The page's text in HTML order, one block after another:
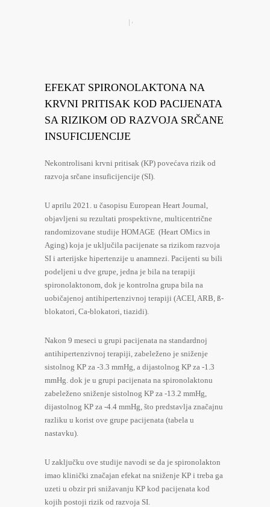
EFEKAT SPIRONOLAKTONA NA
KRVNI PRITISAK KOD PACIJENATA
SA RIZIKOM OD RAZVOJA SRČANE
INSUFICIJENCIJE
Nekontrolisani krvni pritisak (KP) povećava rizik od
razvoja srčane insuficijencije (SI).
U aprilu 2021. u časopisu European Heart Journal,
objavljeni su rezultati prospektivne, multicentrične
randomizovane studije HOMAGE (Heart OMics in
Aging) koja je uključila pacijenate sa rizikom razvoja
SI i arterijske hipertenzije u anamnezi. Pacijenti su bili
podeljeni u dve grupe, jedna je bila na terapiji
spironolaktonom, dok je kontrolna grupa bila na
uobičajenoj antihipertenzivnoj terapiji (ACEI, ARB, ß-
blokatori, Ca-blokatori, tiazidi).
Nakon 9 meseci u grupi pacijenata na standardnoj
antihipertenzivnoj terapiji, zabeleženo je sniženje
sistolnog KP za -3.3 mmHg, a dijastolnog KP za -1.3
mmHg. dok je u grupi pacijenata na spironolaktonu
zabeleženo sniženje sistolnog KP za -13.2 mmHg,
dijastolnog KP za -4.4 mmHg, što predstavlja značajnu
razliku u korist ove grupe pacijenata (tabela u
nastavku).
U zaključku ove studije navodi se da je spironolakton
imao klinički značajan efekat na sniženje KP i treba ga
uzeti u obzir pri snižavanju KP kod pacijenata kod
kojih postoji rizik od razvoja SI.